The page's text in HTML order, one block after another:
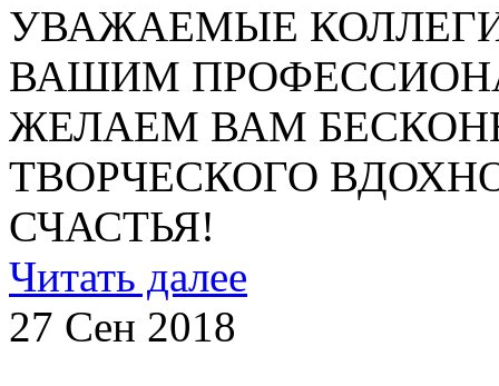
УВАЖАЕМЫЕ
ВАШИМ
ЖЕЛАЕМ ВАМ
ТВОРЧЕСКОГО
СЧАСТЬЯ!
Читать далее
27 Сен 2018